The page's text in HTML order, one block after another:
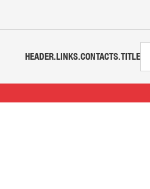
HEADER.LINKS.CONTACTS.TITLE